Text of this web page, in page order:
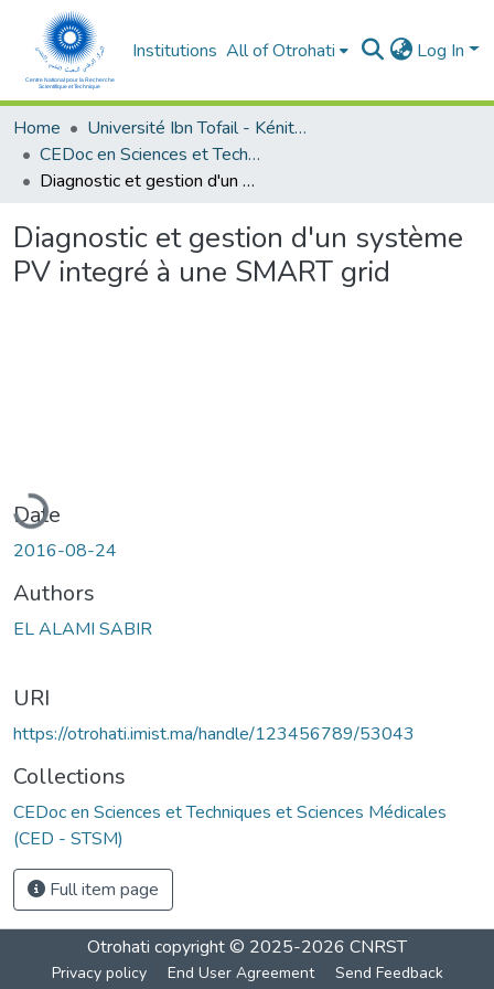
Institutions All of Otrohati Log In
Home
Université Ibn Tofail - Kénitra
CEDoc en Sciences et Techniques et Sciences Médicales (CED - STSM)
Diagnostic et gestion d'un système PV integré à une SMART grid
Diagnostic et gestion d'un système
PV integré à une SMART grid
Date
2016-08-24
Authors
EL ALAMI SABIR
URI
https://otrohati.imist.ma/handle/123456789/53043
Collections
CEDoc en Sciences et Techniques et Sciences Médicales
(CED - STSM)
Full item page
Otrohati copyright © 2025-2026 CNRST
Privacy policy End User Agreement Send Feedback